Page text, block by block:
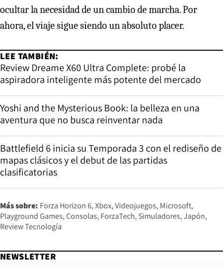
ocultar la necesidad de un cambio de marcha. Por
ahora, el viaje sigue siendo un absoluto placer.
LEE TAMBIÉN:
Review Dreame X60 Ultra Complete: probé la
aspiradora inteligente más potente del mercado
Yoshi and the Mysterious Book: la belleza en una
aventura que no busca reinventar nada
Battlefield 6 inicia su Temporada 3 con el rediseño de
mapas clásicos y el debut de las partidas
clasificatorias
Más sobre: Forza Horizon 6 Xbox Videojuegos Microsoft
Playground Games Consolas ForzaTech Simuladores Japón
Review Tecnología
NEWSLETTER